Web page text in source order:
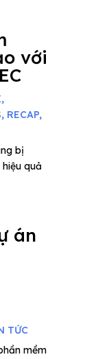
với
,
, RECAP,
bị
quả
án
TỨC
mềm